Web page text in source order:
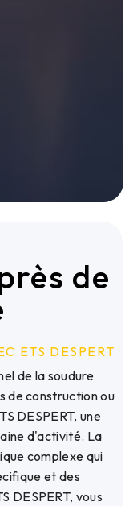
de
ETS DESPERT
de la soudure
de construction ou
DESPERT, une
d'activité. La
complexe qui
et des
DESPERT, vous